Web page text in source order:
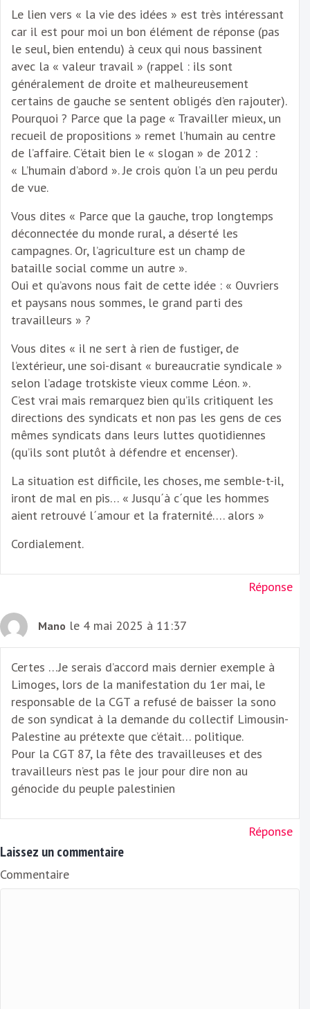
Le lien vers « la vie des idées » est très intéressant
car il est pour moi un bon élément de réponse (pas
le seul, bien entendu) à ceux qui nous bassinent
avec la « valeur travail » (rappel : ils sont
généralement de droite et malheureusement
certains de gauche se sentent obligés d’en rajouter).
Pourquoi ? Parce que la page « Travailler mieux, un
recueil de propositions » remet l’humain au centre
de l’affaire. C’était bien le « slogan » de 2012 :
« L’humain d’abord ». Je crois qu’on l’a un peu perdu
de vue.
Vous dites « Parce que la gauche, trop longtemps
déconnectée du monde rural, a déserté les
campagnes. Or, l’agriculture est un champ de
bataille social comme un autre ».
Oui et qu’avons nous fait de cette idée : « Ouvriers
et paysans nous sommes, le grand parti des
travailleurs » ?
Vous dites « il ne sert à rien de fustiger, de
l’extérieur, une soi-disant « bureaucratie syndicale »
selon l’adage trotskiste vieux comme Léon. ».
C’est vrai mais remarquez bien qu’ils critiquent les
directions des syndicats et non pas les gens de ces
mêmes syndicats dans leurs luttes quotidiennes
(qu’ils sont plutôt à défendre et encenser).
La situation est difficile, les choses, me semble-t-il,
iront de mal en pis… « Jusqu´à c´que les hommes
aient retrouvé l´amour et la fraternité…. alors »
Cordialement.
Réponse
Mano le 4 mai 2025 à 11:37
Certes …Je serais d’accord mais dernier exemple à
Limoges, lors de la manifestation du 1er mai, le
responsable de la CGT a refusé de baisser la sono
de son syndicat à la demande du collectif Limousin-
Palestine au prétexte que c’était… politique.
Pour la CGT 87, la fête des travailleuses et des
travailleurs n’est pas le jour pour dire non au
génocide du peuple palestinien
Réponse
Laissez un commentaire
Commentaire